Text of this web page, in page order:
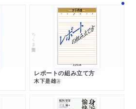
ちくま学芸文庫
レポートの組み立て方
木下是雄著